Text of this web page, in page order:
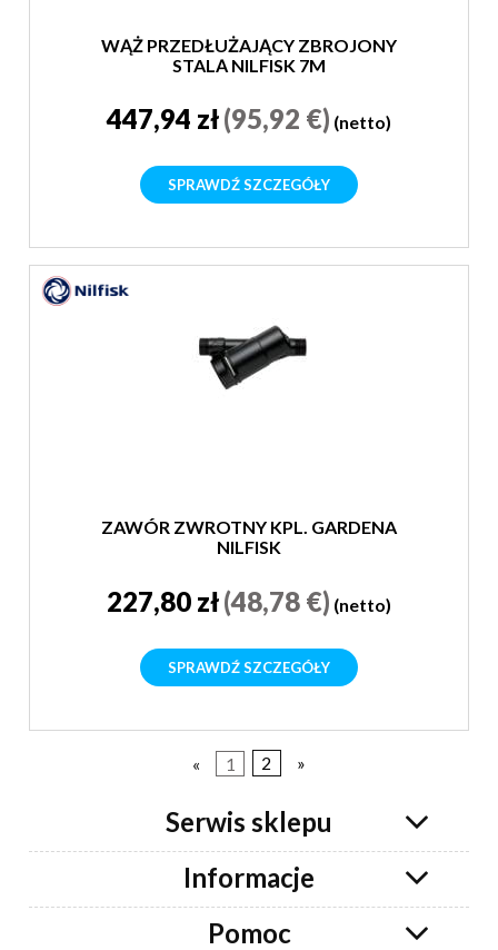
WĄŻ PRZEDŁUŻAJĄCY ZBROJONY
STALĄ NILFISK 7M
447,94 zł(95,92 €) (netto)
SPRAWDŹ SZCZEGÓŁY
ZAWÓR ZWROTNY KPL. GARDENA
NILFISK
227,80 zł(48,78 €) (netto)
SPRAWDŹ SZCZEGÓŁY
« 1 2 »
Serwis sklepu
Informacje
Pomoc